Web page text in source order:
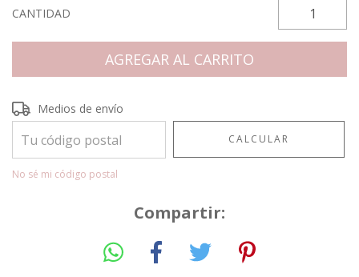
CANTIDAD
Entregas para el CP:
Medios de envío
CALCULAR
No sé mi código postal
Compartir: